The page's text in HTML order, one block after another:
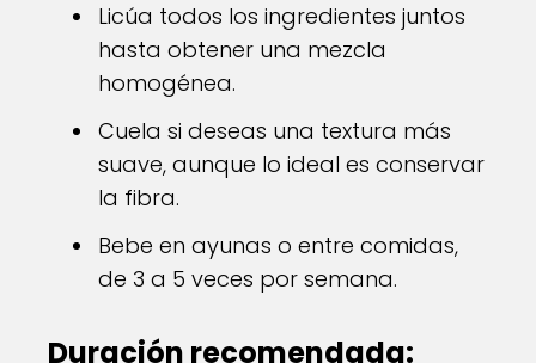
Licúa todos los ingredientes juntos
hasta obtener una mezcla
homogénea.
Cuela si deseas una textura más
suave, aunque lo ideal es conservar
la fibra.
Bebe en ayunas o entre comidas,
de 3 a 5 veces por semana.
Duración recomendada: